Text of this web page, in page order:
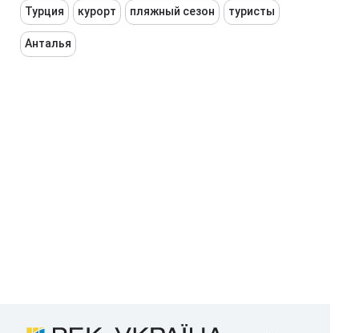
Турция курорт пляжный сезон туристы
Анталья